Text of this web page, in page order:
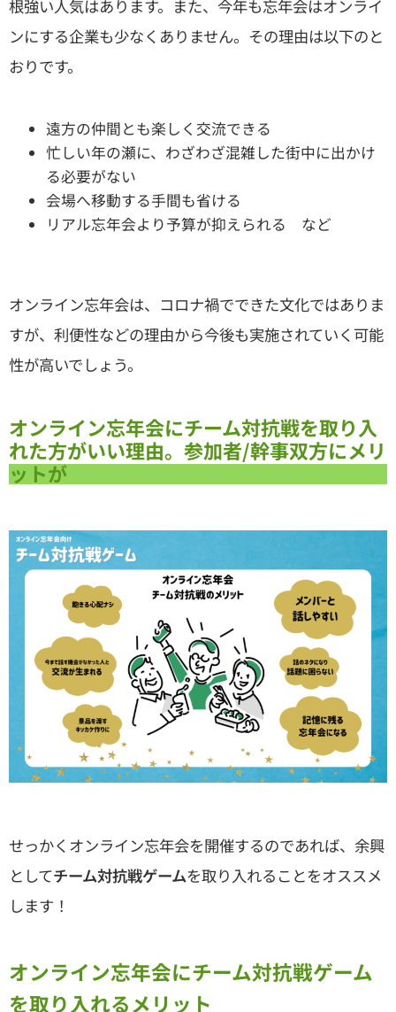
根強い人気はあります。また、今年も忘年会はオンライ
ンにする企業も少なくありません。その理由は以下のと
おりです。
遠方の仲間とも楽しく交流できる
忙しい年の瀬に、わざわざ混雑した街中に出かけ
る必要がない
会場へ移動する手間も省ける
リアル忘年会より予算が抑えられる など
オンライン忘年会は、コロナ禍でできた文化ではありま
すが、利便性などの理由から今後も実施されていく可能
性が高いでしょう。
オンライン忘年会にチーム対抗戦を取り入
れた方がいい理由。参加者/幹事双方にメリ
ットが
せっかくオンライン忘年会を開催するのであれば、余興
としてチーム対抗戦ゲームを取り入れることをオススメ
します！
オンライン忘年会にチーム対抗戦ゲーム
を取り入れるメリット